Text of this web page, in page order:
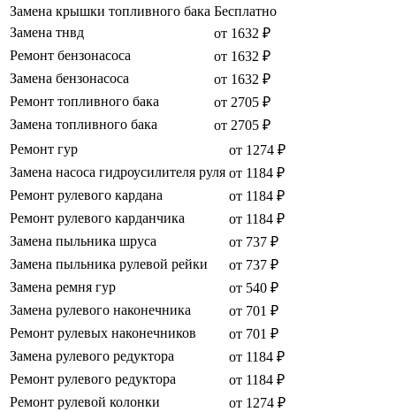
Замена крышки топливного бака Бесплатно
Замена тнвд
от 1632 ₽
Ремонт бензонасоса
от 1632 ₽
Замена бензонасоса
от 1632 ₽
Ремонт топливного бака
от 2705 ₽
Замена топливного бака
от 2705 ₽
Ремонт гур
от 1274 ₽
Замена насоса гидроусилителя руля от 1184 ₽
Ремонт рулевого кардана
от 1184 ₽
Ремонт рулевого карданчика
от 1184 ₽
Замена пыльника шруса
от 737 ₽
Замена пыльника рулевой рейки
от 737 ₽
Замена ремня гур
от 540 ₽
Замена рулевого наконечника
от 701 ₽
Ремонт рулевых наконечников
от 701 ₽
Замена рулевого редуктора
от 1184 ₽
Ремонт рулевого редуктора
от 1184 ₽
Ремонт рулевой колонки
от 1274 ₽